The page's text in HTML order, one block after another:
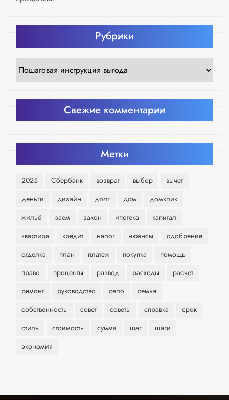
Рубрики
Рубрики
Свежие комментарии
Метки
2025 Сбербанк возврат выбор
вычет
деньги
дизайн долг дом
домклик
жильё
заем закон ипотека
капитал
квартира
кредит налог нюансы
одобрение
отделка
план платеж покупка
помощь
право
проценты развод расходы
расчет
ремонт
руководство село
семья
собственность
совет советы справка
срок
стиль
стоимость сумма шаг
шаги
экономия